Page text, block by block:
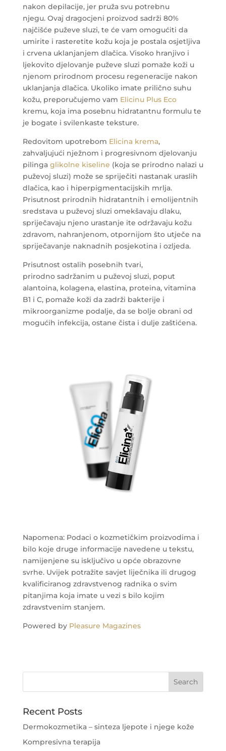
nakon depilacije, jer pruža svu potrebnu
njegu. Ovaj dragocjeni proizvod sadrži 80%
najčišće puževe sluzi, te će vam omogućiti da
umirite i rasteretite kožu koja je postala osjetljiva
i crvena uklanjanjem dlačica. Visoko hranjivo i
ljekovito djelovanje puževe sluzi pomaže koži u
njenom prirodnom procesu regeneracije nakon
uklanjanja dlačica. Ukoliko imate prilično suhu
kožu, preporučujemo vam Elicinu Plus Eco
kremu, koja ima posebnu hidratantnu formulu te
je bogate i svilenkaste teksture.
Redovitom upotrebom Elicina krema,
zahvaljujući nježnom i progresivnom djelovanju
pilinga glikolne kiseline (koja se prirodno nalazi u
puževoj sluzi) može se spriječiti nastanak uraslih
dlačica, kao i hiperpigmentacijskih mrlja.
Prisutnost prirodnih hidratantnih i emolijentnih
sredstava u puževoj sluzi omekšavaju dlaku,
spriječavaju njeno urastanje ite održavaju kožu
zdravom, nahranjenom, otpornijom što utječe na
spriječavanje naknadnih posjekotina i ozljeda.
Prisutnost ostalih posebnih tvari,
prirodno sadržanim u puževoj sluzi, poput
alantoina, kolagena, elastina, proteina, vitamina
B1 i C, pomaže koži da zadrži bakterije i
mikroorganizme podalje, da se bolje obrani od
mogućih infekcija, ostane čista i dulje zaštićena.
Napomena: Podaci o kozmetičkim proizvodima i
bilo koje druge informacije navedene u tekstu,
namijenjene su isključivo u opće obrazovne
svrhe. Uvijek potražite savjet liječnika ili drugog
kvalificiranog zdravstvenog radnika o svim
pitanjima koja imate u vezi s bilo kojim
zdravstvenim stanjem.
Powered by Pleasure Magazines
Recent Posts
Dermokozmetika – sinteza ljepote i njege kože
Kompresivna terapija